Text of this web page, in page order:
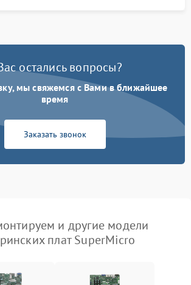
остались вопросы?
мы свяжемся с Вами в ближайшее
время
Заказать звонок
и другие модели
плат SuperMicro